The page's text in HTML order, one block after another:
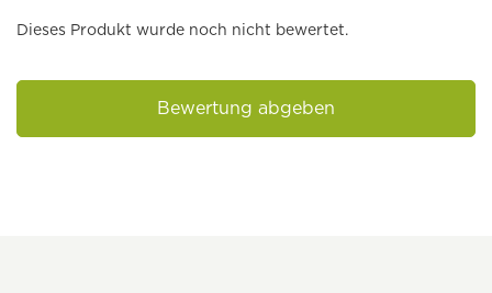
Dieses Produkt wurde noch nicht bewertet.
Bewertung abgeben